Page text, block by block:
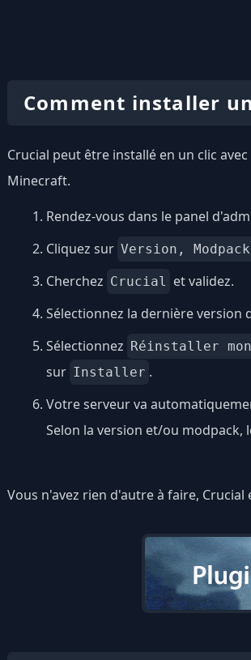
Comment installer
Crucial peut être installé en un clic
Minecraft.
Rendez-vous dans le panel
Cliquez sur Version,
Cherchez Crucial et validez.
Sélectionnez la dernière version
Sélectionnez Réinstaller
sur Installer .
Votre serveur va
Selon la version et/ou
Vous n'avez rien d'autre à faire,